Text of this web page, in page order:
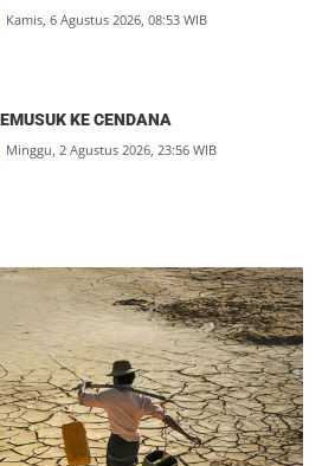
Kamis, 6 Agustus 2026, 08:53 WIB
KE CENDANA
Minggu, 2 Agustus 2026, 23:56 WIB